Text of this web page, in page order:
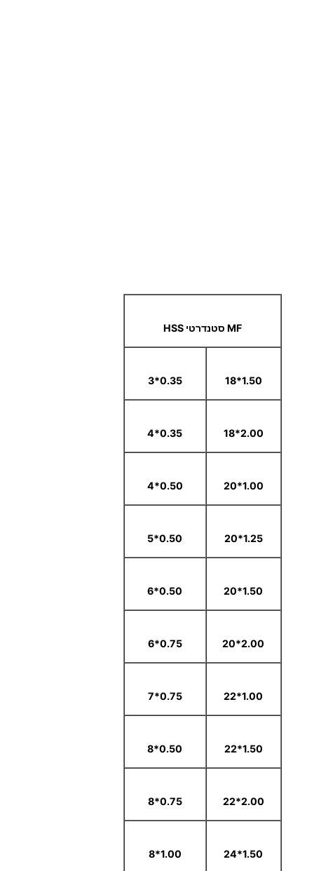
MF סטנדרטי HSS
1.50*18
0.35*3
2.00*18
0.35*4
1.00*20
0.50*4
1.25*20
0.50*5
1.50*20
0.50*6
2.00*20
0.75*6
1.00*22
0.75*7
1.50*22
0.50*8
2.00*22
0.75*8
1.50*24
1.00*8